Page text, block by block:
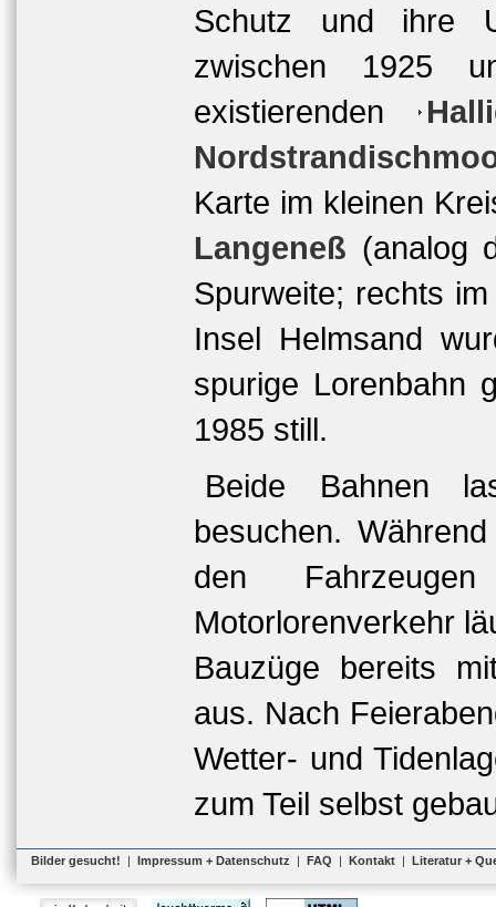
Schutz und ihre
zwischen 1925
existierenden
Karte im kleinen
Langeneß (analog
Spurweite; rechts
Insel Helmsand
spurige Lorenbahn
1985 still.
Beide Bahnen
besuchen.
den
Motorlorenverkehr
Bauzüge bereits
aus. Nach
Wetter- und
zum Teil selbst
Bilder gesucht! | Impressum + Datenschutz | FAQ | Kontakt | Literatur +